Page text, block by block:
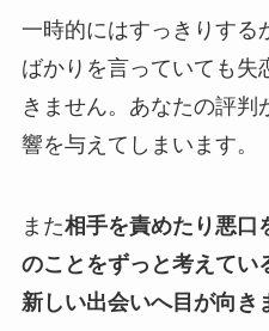
一時的にはすっきりする
ばかりを言っていても失
きません。あなたの評判
響を与えてしまいます。
また相手を責めたり悪口
のことをずっと考えてい
新しい出会いへ目が向き